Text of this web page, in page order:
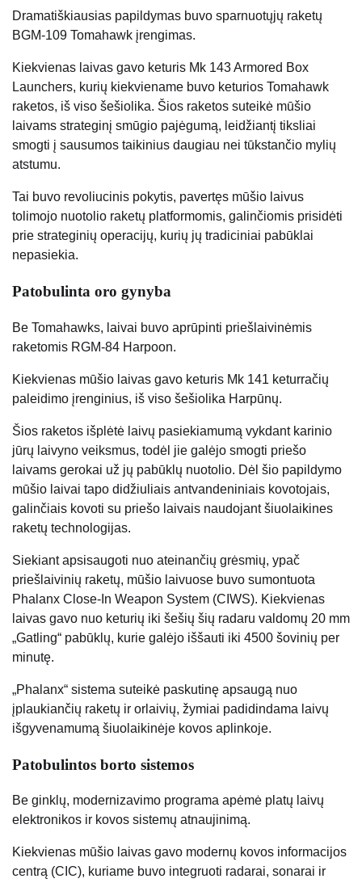
Dramatiškiausias papildymas buvo sparnuotųjų raketų
BGM-109 Tomahawk įrengimas.
Kiekvienas laivas gavo keturis Mk 143 Armored Box
Launchers, kurių kiekviename buvo keturios Tomahawk
raketos, iš viso šešiolika. Šios raketos suteikė mūšio
laivams strateginį smūgio pajėgumą, leidžiantį tiksliai
smogti į sausumos taikinius daugiau nei tūkstančio mylių
atstumu.
Tai buvo revoliucinis pokytis, pavertęs mūšio laivus
tolimojo nuotolio raketų platformomis, galinčiomis prisidėti
prie strateginių operacijų, kurių jų tradiciniai pabūklai
nepasiekia.
Patobulinta oro gynyba
Be Tomahawks, laivai buvo aprūpinti priešlaivinėmis
raketomis RGM-84 Harpoon.
Kiekvienas mūšio laivas gavo keturis Mk 141 keturračių
paleidimo įrenginius, iš viso šešiolika Harpūnų.
Šios raketos išplėtė laivų pasiekiamumą vykdant karinio
jūrų laivyno veiksmus, todėl jie galėjo smogti priešo
laivams gerokai už jų pabūklų nuotolio. Dėl šio papildymo
mūšio laivai tapo didžiuliais antvandeniniais kovotojais,
galinčiais kovoti su priešo laivais naudojant šiuolaikines
raketų technologijas.
Siekiant apsisaugoti nuo ateinančių grėsmių, ypač
priešlaivinių raketų, mūšio laivuose buvo sumontuota
Phalanx Close-In Weapon System (CIWS). Kiekvienas
laivas gavo nuo keturių iki šešių šių radaru valdomų 20 mm
„Gatling“ pabūklų, kurie galėjo iššauti iki 4500 šovinių per
minutę.
„Phalanx“ sistema suteikė paskutinę apsaugą nuo
įplaukiančių raketų ir orlaivių, žymiai padidindama laivų
išgyvenamumą šiuolaikinėje kovos aplinkoje.
Patobulintos borto sistemos
Be ginklų, modernizavimo programa apėmė platų laivų
elektronikos ir kovos sistemų atnaujinimą.
Kiekvienas mūšio laivas gavo modernų kovos informacijos
centrą (CIC), kuriame buvo integruoti radarai, sonarai ir